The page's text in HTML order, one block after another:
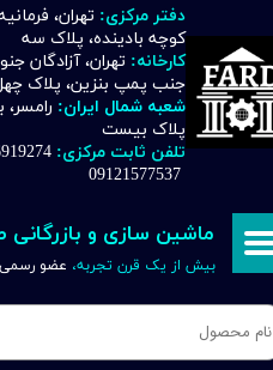
دفتر مرکزی: تهران،
کوچه بادینده، پلاک سه
کارخانه: تهران، آزادگان
جنب پمپ بنزین، پلاک
شعبه شمال ایران:
پلاک بیست
تلفن ثابت مرکزی:
09121577537
ماشین سازی و بازرگانی
بیش از یک قرن تجربه، عضو رسمی
حساب کاربری من
تغییر گذر واژه
خروج از حساب کاربری